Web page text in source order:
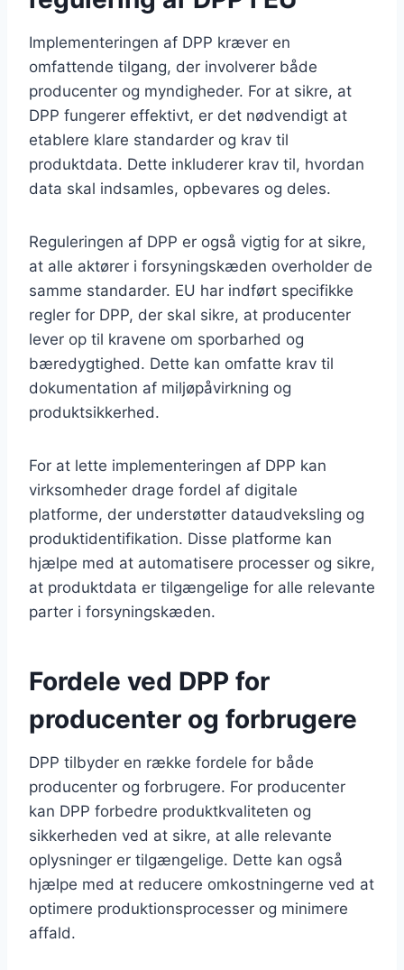
Implementeringen af DPP kræver en
omfattende tilgang, der involverer både
producenter og myndigheder. For at sikre, at
DPP fungerer effektivt, er det nødvendigt at
etablere klare standarder og krav til
produktdata. Dette inkluderer krav til, hvordan
data skal indsamles, opbevares og deles.
Reguleringen af DPP er også vigtig for at sikre,
at alle aktører i forsyningskæden overholder de
samme standarder. EU har indført specifikke
regler for DPP, der skal sikre, at producenter
lever op til kravene om sporbarhed og
bæredygtighed. Dette kan omfatte krav til
dokumentation af miljøpåvirkning og
produktsikkerhed.
For at lette implementeringen af DPP kan
virksomheder drage fordel af digitale
platforme, der understøtter dataudveksling og
produktidentifikation. Disse platforme kan
hjælpe med at automatisere processer og sikre,
at produktdata er tilgængelige for alle relevante
parter i forsyningskæden.
Fordele ved DPP for
producenter og forbrugere
DPP tilbyder en række fordele for både
producenter og forbrugere. For producenter
kan DPP forbedre produktkvaliteten og
sikkerheden ved at sikre, at alle relevante
oplysninger er tilgængelige. Dette kan også
hjælpe med at reducere omkostningerne ved at
optimere produktionsprocesser og minimere
affald.